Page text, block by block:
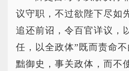
议守职，不过欲陛下尽如
追还前诏，令百官详议，
任，以全政体”既而责命
黜御史，事关政体，而不